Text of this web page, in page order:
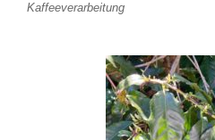
Kaffeeverarbeitung